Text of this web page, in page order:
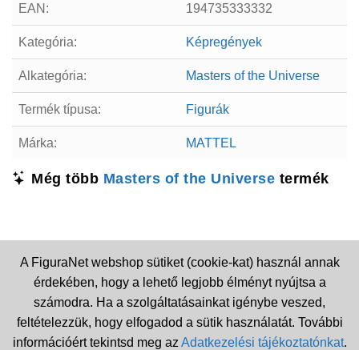
EAN: 194735333332
Kategória: Képregények
Alkategória: Masters of the Universe
Termék típusa: Figurák
Márka: MATTEL
Még több Masters of the Universe termék
A FiguraNet webshop sütiket (cookie-kat) használ annak
érdekében, hogy a lehető legjobb élményt nyújtsa a
számodra. Ha a szolgáltatásainkat igénybe veszed,
feltételezzük, hogy elfogadod a sütik használatát. További
információért tekintsd meg az Adatkezelési tájékoztatónkat.